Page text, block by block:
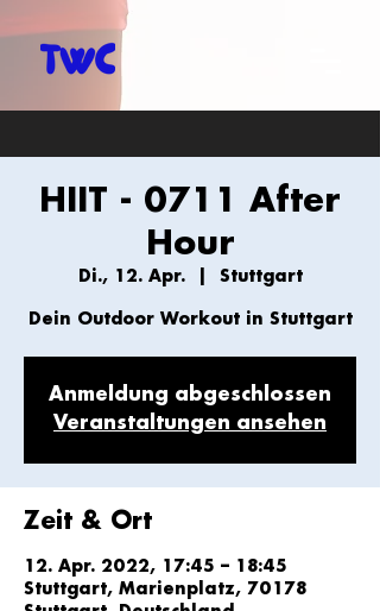
HIIT - 0711 After
Hour
Di., 12. Apr.
  |
Stuttgart
Dein Outdoor Workout in Stuttgart
Anmeldung abgeschlossen
Veranstaltungen ansehen
Zeit & Ort
12. Apr. 2022, 17:45 – 18:45
Stuttgart, Marienplatz, 70178